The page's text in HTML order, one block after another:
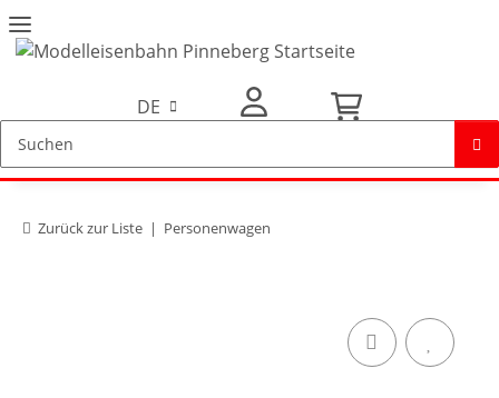
DE
Zurück zur Liste Personenwagen